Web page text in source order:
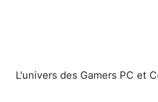
L'univers des Gamers PC et